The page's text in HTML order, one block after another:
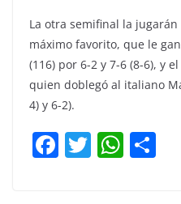
La otra semifinal la jugarán
máximo favorito, que le
(116) por 6-2 y 7-6 (8-6), y
quien doblegó al italiano
4) y 6-2).
F T W